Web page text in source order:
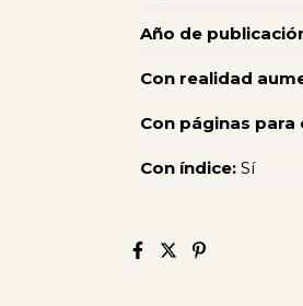
Año de
Con realidad
Con páginas para
Con índice: Sí